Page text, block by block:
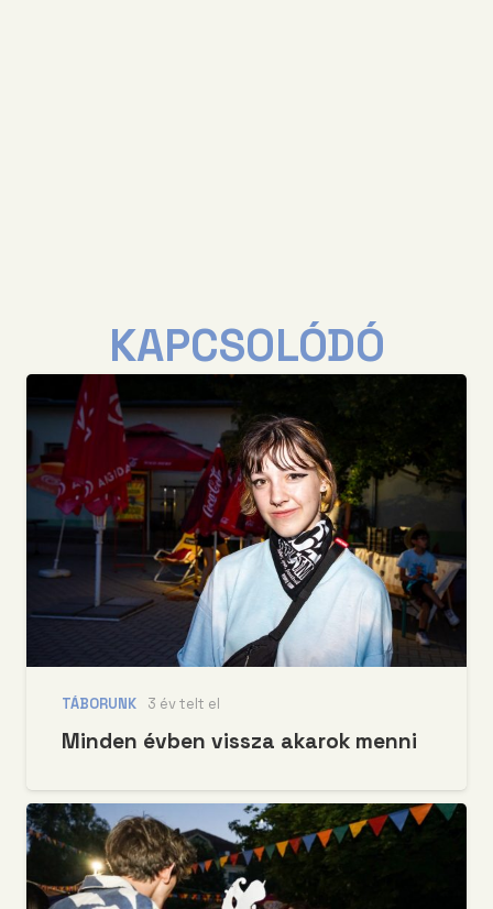
KAPCSOLÓDÓ
TÁBORUNK 3 év telt el
Minden évben vissza akarok menni